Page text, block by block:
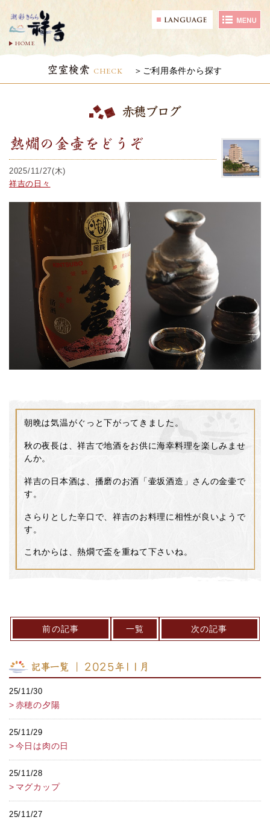
HOME
空室検索 CHECK ご利用条件から探す
赤穂ブログ
熱燗の金壷をどうぞ
2025/11/27(木)
祥吉の日々
朝晩は気温がぐっと下がってきました。
秋の夜長は、祥吉で地酒をお供に海幸料理を楽しみませ
んか。
祥吉の日本酒は、播磨のお酒「壷坂酒造」さんの金壷で
す。
さらりとした辛口で、祥吉のお料理に相性が良いようで
す。
これからは、熱燗で盃を重ねて下さいね。
前の記事 一覧 次の記事
記事一覧 ｜ 2025年11月
25/11/30
赤穂の夕陽
25/11/29
今日は肉の日
25/11/28
マグカップ
25/11/27